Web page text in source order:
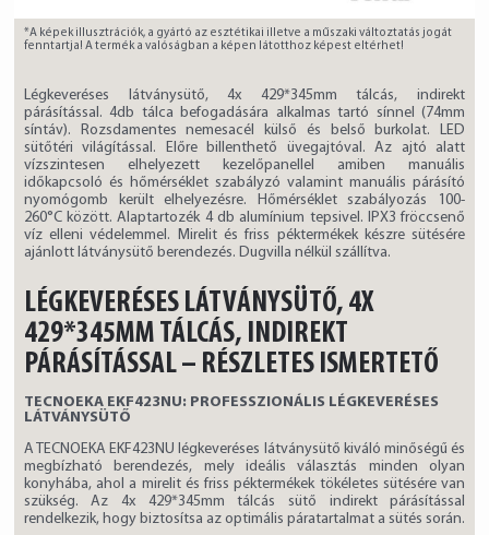
*A képek illusztrációk, a gyártó az esztétikai illetve a műszaki változtatás jogát
fenntartja! A termék a valóságban a képen látotthoz képest eltérhet!
Légkeveréses látványsütő, 4x 429*345mm tálcás, indirekt
párásítással. 4db tálca befogadására alkalmas tartó sínnel (74mm
síntáv). Rozsdamentes nemesacél külső és belső burkolat. LED
sütőtéri világítással. Előre billenthető üvegajtóval. Az ajtó alatt
vízszintesen elhelyezett kezelőpanellel amiben manuális
időkapcsoló és hőmérséklet szabályzó valamint manuális párásító
nyomógomb került elhelyezésre. Hőmérséklet szabályozás 100-
260°C között. Alaptartozék 4 db alumínium tepsivel. IPX3 fröccsenő
víz elleni védelemmel. Mirelit és friss péktermékek készre sütésére
ajánlott látványsütő berendezés. Dugvilla nélkül szállítva.
LÉGKEVERÉSES LÁTVÁNYSÜTŐ, 4X
429*345MM TÁLCÁS, INDIREKT
PÁRÁSÍTÁSSAL – RÉSZLETES ISMERTETŐ
TECNOEKA EKF423NU: PROFESSZIONÁLIS LÉGKEVERÉSES
LÁTVÁNYSÜTŐ
A TECNOEKA EKF423NU légkeveréses látványsütő kiváló minőségű és
megbízható berendezés, mely ideális választás minden olyan
konyhába, ahol a mirelit és friss péktermékek tökéletes sütésére van
szükség. Az 4x 429*345mm tálcás sütő indirekt párásítással
rendelkezik, hogy biztosítsa az optimális páratartalmat a sütés során.